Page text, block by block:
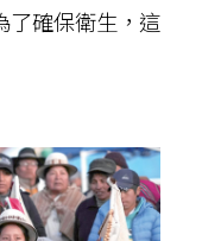
了確保衛生，這